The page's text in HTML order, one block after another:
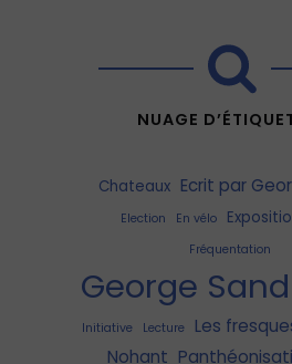
NUAGE
Chateaux Ecrit par
Election En vélo
Fréquentation
George
Initiative Lecture Les
Nohant